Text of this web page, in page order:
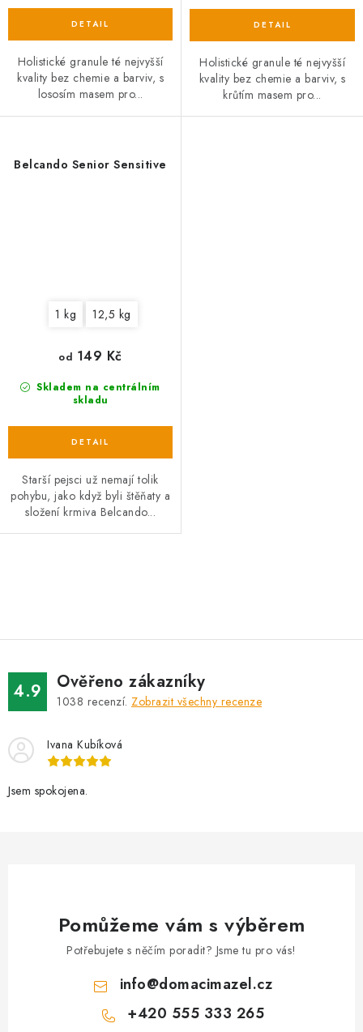
Holistické granule té nejvyšší
kvality bez chemie a barviv, s
lososím masem pro...
Holistické granule té nejvyšší
kvality bez chemie a barviv, s
krůtím masem pro...
Belcando Senior Sensitive
1 kg 12,5 kg
Skladem na centrálním
skladu
od 149 Kč
Starší pejsci už nemají tolik
pohybu, jako když byli štěňaty a
složení krmiva Belcando...
á
d
a
c
p
v
4.9 Ověřeno zákazníky
1038 recenzí. Zobrazit všechny recenze
Ivana Kubíková
Jsem spokojena.
Pomůžeme vám s výběrem
Potřebujete s něčím poradit? Jsme tu pro vás!
info@domacimazel.cz
+420 555 333 265